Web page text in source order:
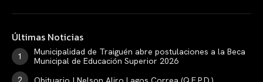
Últimas Noticias
Municipalidad de Traiguén abre postulaciones a la Beca
Municipal de Educación Superior 2026